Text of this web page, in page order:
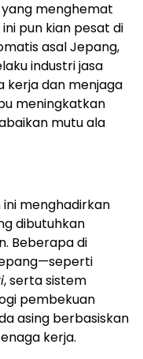
menghemat
pun kian pesat di
asal Jepang,
industri jasa
dan menjaga
meningkatkan
mutu ala
menghadirkan
dibutuhkan
Beberapa di
, serta sistem
pembekuan
asing berbasiskan
kerja.